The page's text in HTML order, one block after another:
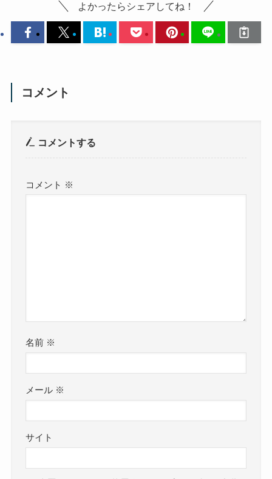
よかったらシェアしてね！
コメント
コメントする
コメント ※
名前 ※
メール ※
サイト